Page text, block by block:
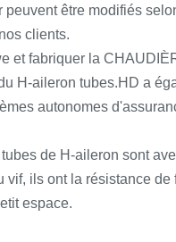
peuvent être modifiés
clients.
et fabriquer la
H-aileron tubes.HD a
autonomes
de H-aileron sont
vif, ils ont la résistance de
espace.